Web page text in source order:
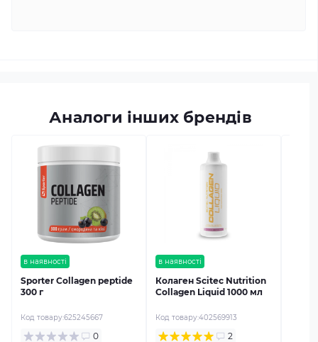
Аналоги інших брендів
в наявності
Sporter Collagen peptide
300 г
Код товару:625245667
0
в наявності
Колаген Scitec Nutrition
Collagen Liquid 1000 мл
Код товару:402569913
2